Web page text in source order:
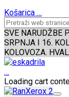
Košarica …
SVE NARUDŽBE
SRPNJA I 16.
KOLOVOZA.
…
Loading cart